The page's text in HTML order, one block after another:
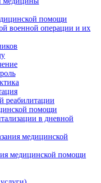
помощи
военной операции и их
реабилитации
помощи
в дневной
медицинской
медицинской помощи